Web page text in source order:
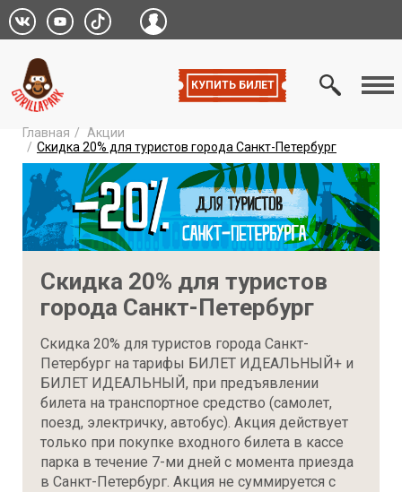
КУПИТЬ БИЛЕТ
Главная
Акции
Скидка 20% для туристов города Санкт-Петербург
Скидка 20% для туристов
города Санкт-Петербург
Скидка 20% для туристов города Санкт-
Петербург на тарифы БИЛЕТ ИДЕАЛЬНЫЙ+ и
БИЛЕТ ИДЕАЛЬНЫЙ, при предъявлении
билета на транспортное средство (самолет,
поезд, электричку, автобус). Акция действует
только при покупке входного билета в кассе
парка в течение 7-ми дней с момента приезда
в Санкт-Петербург. Акция не суммируется с